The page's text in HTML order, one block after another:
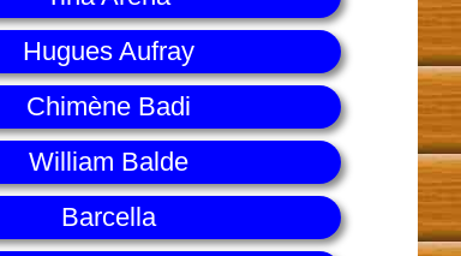
Hugues Aufray
Chimène Badi
William Balde
Barcella